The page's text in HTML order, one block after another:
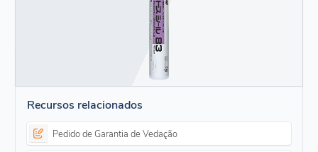
Recursos relacionados
Pedido de Garantia de Vedação